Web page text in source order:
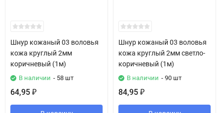
Шнур кожаный 03 воловья
кожа круглый 2мм
коричневый (1м)
В наличии - 58 шт
64,95 ₽
Шнур кожаный 03 воловья
кожа круглый 2мм светло-
коричневый (1м)
В наличии - 90 шт
84,95 ₽